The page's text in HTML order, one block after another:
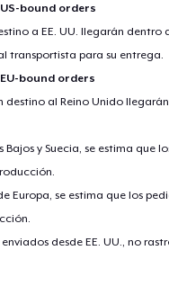
bound orders
a EE. UU. llegarán dentro
transportista para su entrega.
bound orders
destino al Reino Unido
Bajos y Suecia, se estima que
Europa, se estima que los
desde EE. UU., no